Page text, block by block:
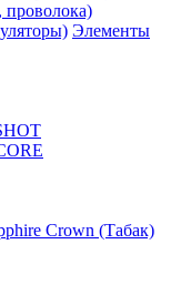
проволока)
Элементы
Crown (Табак)